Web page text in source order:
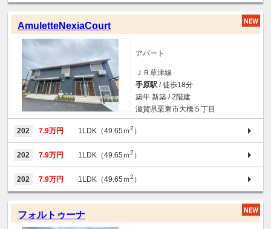
AmuletteNexiaCourt
アパート
ＪＲ草津線
手原駅 / 徒歩18分
築年 新築 / 2階建
滋賀県栗東市大橋５丁目
202 7.9万円 1LDK（49.65ｍ2 ）
202 7.9万円 1LDK（49.65ｍ2 ）
202 7.9万円 1LDK（49.65ｍ2 ）
フォルトゥーナ